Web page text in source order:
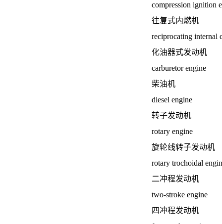
compression ignition
往复式内燃机
reciprocating internal
化油器式发动机
carburetor engine
柴油机
diesel engine
转子发动机
rotary engine
旋轮线转子发动机
rotary trochoidal
二冲程发动机
two-stroke engine
四冲程发动机